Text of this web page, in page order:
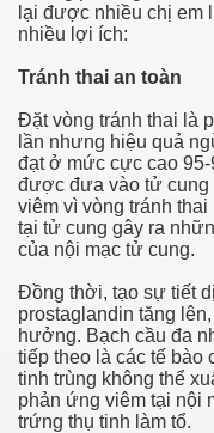
lại được nhiều chị em
nhiều lợi ích:
Tránh thai an toàn
Đặt vòng tránh thai là
lần nhưng hiệu quả
đạt ở mức cực cao
được đưa vào tử cung
viêm vì vòng tránh
tại tử cung gây ra
của nội mạc tử cung.
Đồng thời, tạo sự tiết
prostaglandin tăng
hưởng. Bạch cầu đa
tiếp theo là các tế bào
tinh trùng không thể
phản ứng viêm tại nội
trứng thụ tinh làm tổ.
nhan, bieu hien va
gi